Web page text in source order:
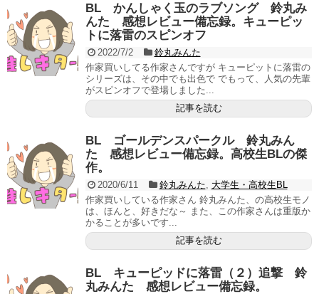
BL かんしゃく玉のラブソング 鈴丸み
んた 感想レビュー備忘録。キューピッ
トに落雷のスピンオフ
2022/7/2
鈴丸みんた
作家買いしてる作家さんですが キューピットに落雷の
シリーズは、その中でも出色で でもって、人気の先輩
がスピンオフで登場しました...
記事を読む
BL ゴールデンスパークル 鈴丸みん
た 感想レビュー備忘録。高校生BLの傑
作。
2020/6/11 鈴丸みんた
大学生・高校生BL
作家買いしている作家さん 鈴丸みんた、の高校生モノ
は、ほんと、好きだな～ また、この作家さんは重版か
かることが多いです...
記事を読む
BL キューピッドに落雷（２）追撃 鈴
丸みんた 感想レビュー備忘録。